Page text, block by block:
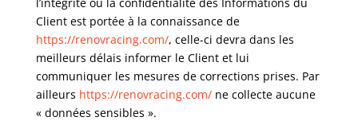
Client est portée à la connaissance de
https://renovracing.com/, celle-ci devra dans les
meilleurs délais informer le Client et lui
communiquer les mesures de corrections prises. Par
ailleurs https://renovracing.com/ne collecte aucune
« données sensibles ».